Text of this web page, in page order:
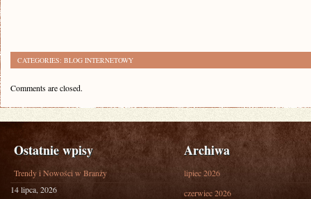
CATEGORIES: BLOG INTERNETOWY
Comments are closed.
Ostatnie wpisy
Trendy i Nowości w Branży
14 lipca, 2026
Archiwa
lipiec 2026
czerwiec 2026